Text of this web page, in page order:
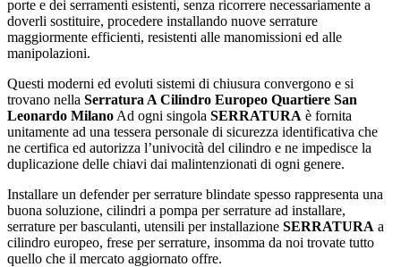
porte e dei serramenti esistenti, senza ricorrere necessariamente a
doverli sostituire, procedere installando nuove serrature
maggiormente efficienti, resistenti alle manomissioni ed alle
manipolazioni.
Questi moderni ed evoluti sistemi di chiusura convergono e si
trovano nella Serratura A Cilindro Europeo Quartiere San
Leonardo Milano Ad ogni singola SERRATURA è fornita
unitamente ad una tessera personale di sicurezza identificativa che
ne certifica ed autorizza l’univocità del cilindro e ne impedisce la
duplicazione delle chiavi dai malintenzionati di ogni genere.
Installare un defender per serrature blindate spesso rappresenta una
buona soluzione, cilindri a pompa per serrature ad installare,
serrature per basculanti, utensili per installazione SERRATURA a
cilindro europeo, frese per serrature, insomma da noi trovate tutto
quello che il mercato aggiornato offre.